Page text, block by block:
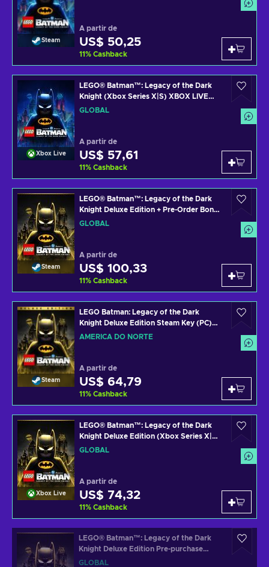
Steam
A partir de
US$ 50,25
11% Cashback
Xbox Live
LEGO® Batman™: Legacy of the Dark
Knight (Xbox Series X|S) XBOX LIVE
Key GLOBAL
GLOBAL
A partir de
US$ 57,61
11% Cashback
Steam
LEGO® Batman™: Legacy of the Dark
Knight Deluxe Edition + Pre-Order Bonus
Steam Key (PC) GLOBAL
GLOBAL
A partir de
US$ 100,33
11% Cashback
Steam
LEGO Batman: Legacy of the Dark
Knight Deluxe Edition Steam Key (PC)
NORTH AMERICA
AMÉRICA DO NORTE
A partir de
US$ 64,79
11% Cashback
Xbox Live
LEGO® Batman™: Legacy of the Dark
Knight Deluxe Edition (Xbox Series X|S)
XBOX LIVE Key GLOBAL
GLOBAL
A partir de
US$ 74,32
11% Cashback
LEGO® Batman™: Legacy of the Dark
Knight Deluxe Edition Pre-purchase
(Xbox Series X|S) XBOX LIVE Key
GLOBAL